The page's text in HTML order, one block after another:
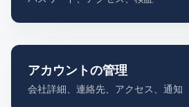
アカウントの管理
会社詳細、連絡先、アクセス、通知